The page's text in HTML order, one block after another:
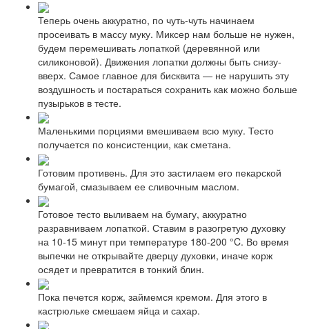
Теперь очень аккуратно, по чуть-чуть начинаем
просеивать в массу муку. Миксер нам больше не нужен,
будем перемешивать лопаткой (деревянной или
силиконовой). Движения лопатки должны быть снизу-
вверх. Самое главное для бисквита — не нарушить эту
воздушность и постараться сохранить как можно больше
пузырьков в тесте.
Маленькими порциями вмешиваем всю муку. Тесто
получается по консистенции, как сметана.
Готовим противень. Для это застилаем его пекарской
бумагой, смазываем ее сливочным маслом.
Готовое тесто выливаем на бумагу, аккуратно
разравниваем лопаткой. Ставим в разогретую духовку
на 10-15 минут при температуре 180-200 °C. Во время
выпечки не открывайте дверцу духовки, иначе корж
осядет и превратится в тонкий блин.
Пока печется корж, займемся кремом. Для этого в
кастрюльке смешаем яйца и сахар.